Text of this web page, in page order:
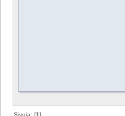
Sivuja: [1]